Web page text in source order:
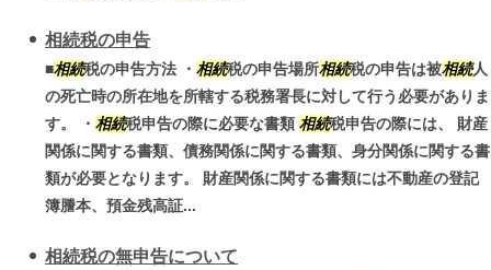
相続税の申告
■相続税の申告方法 ・ 相続税の申告場所相続税の申告は被相続人
の死亡時の所在地を所轄する税務署長に対して行う必要がありま
す。 ・ 相続税申告の際に必要な書類 相続税申告の際には、 財産
関係に関する書類、債務関係に関する書類、身分関係に関する書
類が必要となります。 財産関係に関する書類には不動産の登記
簿謄本、預金残高証...
相続税の無申告について